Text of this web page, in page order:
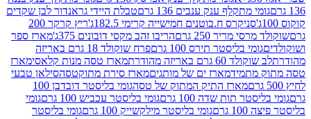
מתקלף ענק ענבים 136 גרם
טבלת היידי גראנדור לבן שקדים
סניקרס ח.בוטנים חמישייה קרימי 182.5ג'
ריץ קרקר 200
מריר 250 גרם
הריבו זהב מקסי דובונים 375ג'
מארז ספר
בליסטר תירס 100 גרם
פרח שוקולד 18 גרם באריזה
60 גרם באריזה מהודרת
מארז טסה מנות קלאסי מארז
מארז ים של מותגיםמארז סירת מתוקטסהסילאן טבעי
מארז התיק המתוק של טסה
גומי בליסטר דובדבן 100
תות שדה 100 גרם
גומי בליסטר עכביש 100 גרם
גומי
גרם
גומי בליסטר מילקשייק 100 גרם
גומי בליסטר